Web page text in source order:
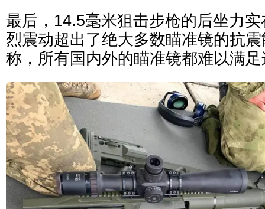
最后，14.5毫米狙击步枪的后坐力
烈震动超出了绝大多数瞄准镜的抗
称，所有国内外的瞄准镜都难以满